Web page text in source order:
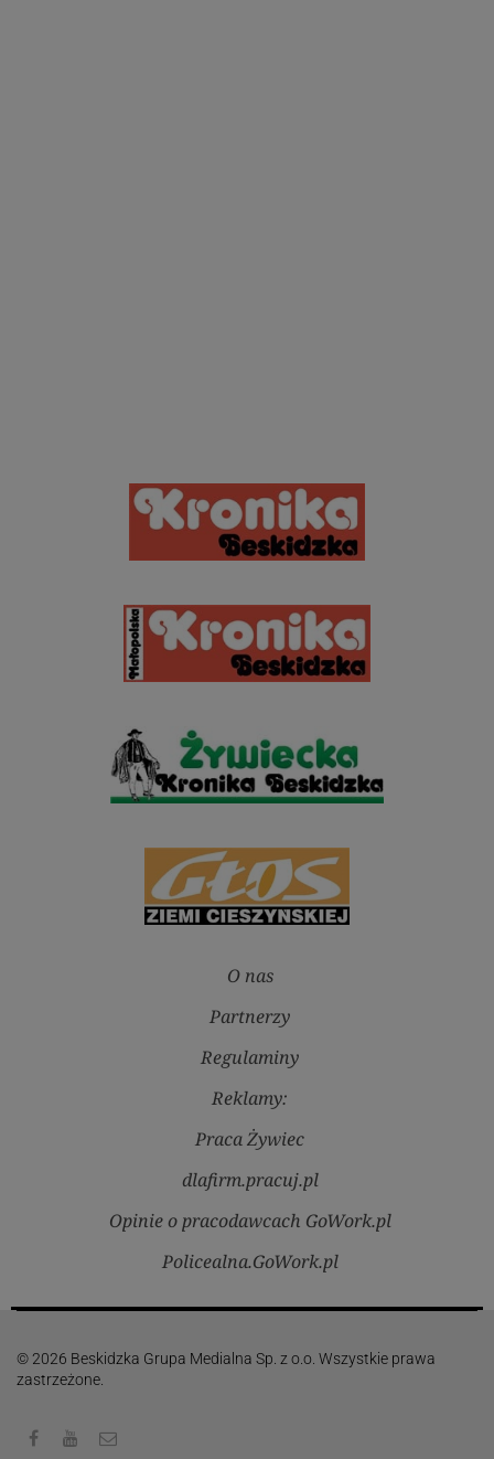
O nas
Partnerzy
Regulaminy
Reklamy:
Praca Żywiec
dlafirm.pracuj.pl
Opinie o pracodawcach GoWork.pl
Policealna.GoWork.pl
© 2026 Beskidzka Grupa Medialna Sp. z o.o. Wszystkie prawa
zastrzeżone.